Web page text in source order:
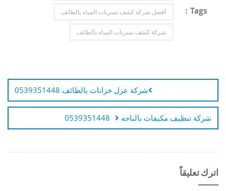
Tags : أفضل شركة كشف تسربات المياه بالطائف
شركة كشف تسربات المياه بالطائف
المقالات
شركة عزل خزانات بالطائف 0539351448
شركة تنظيف مكيفات بالباحه 0539351448
اترك تعليقاً